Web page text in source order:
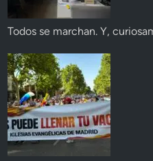
Todos se marchan. Y,